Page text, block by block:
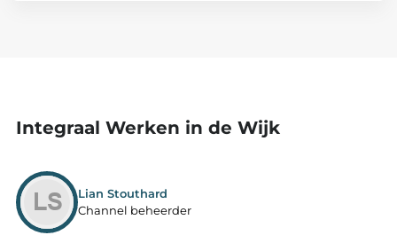
Integraal Werken in de Wijk
Lian Stouthard
Channel beheerder